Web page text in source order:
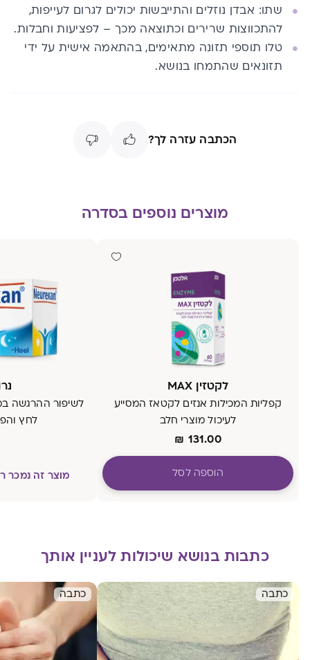
שתו: אבדן נוזלים והתייבשות יכולים לגרום לעייפות,
להתכווצות שרירים וכתוצאה מכך – לפציעות וחבלות.
טלו תוספי תזונה מתאימים, בהתאמה אישית על ידי
תזונאים שהתמחו בנושא.
הכתבה עזרה לך?
מוצרים נוספים בסדרה
לקטזין MAX
קפליות המכילות אנזים לקטאז המסייע
לעיכול מוצרי חלב
₪ 131.00
הוספה לסל
לשיפור ההרגשה
לחץ
מוצר זה
כתבות בנושא שיכולות לעניין אותך
כתבה כתבה